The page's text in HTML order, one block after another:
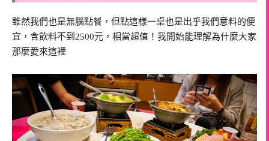
雖然我們也是無腦點餐，但點這樣一桌也是出乎我們意料的便
宜，含飲料不到2500元，相當超值！我開始能理解為什麼大家
那麼愛來這裡